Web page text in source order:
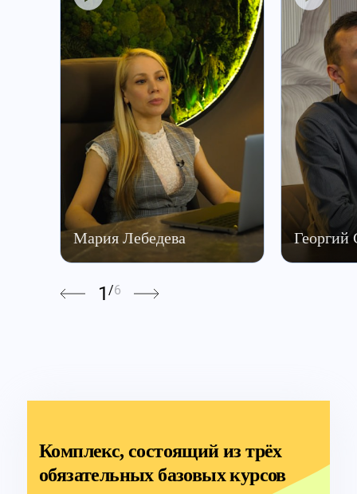
Мария Лебедева Георгий
1 /6
Комплекс, состоящий из трёх
обязательных базовых курсов